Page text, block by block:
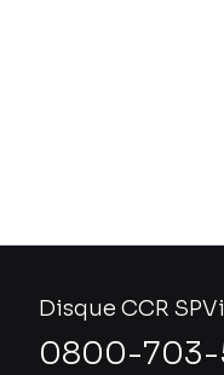
Disque CCR
0800-